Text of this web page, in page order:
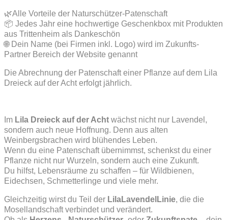
🌿Alle Vorteile der Naturschützer-Patenschaft
📦 Jedes Jahr eine hochwertige Geschenkbox mit Produkten
aus Trittenheim als Dankeschön
🌐 Dein Name (bei Firmen inkl. Logo) wird im Zukunfts-
Partner Bereich der Website genannt
Die Abrechnung der Patenschaft einer Pflanze auf dem Lila
Dreieck auf der Acht erfolgt jährlich.
Im Lila Dreieck auf der Acht wächst nicht nur Lavendel,
sondern auch neue Hoffnung. Denn aus alten
Weinbergsbrachen wird blühendes Leben.
Wenn du eine Patenschaft übernimmst, schenkst du einer
Pflanze nicht nur Wurzeln, sondern auch eine Zukunft.
Du hilfst, Lebensräume zu schaffen – für Wildbienen,
Eidechsen, Schmetterlinge und viele mehr.
Gleichzeitig wirst du Teil der LilaLavendelLinie, die die
Mosellandschaft verbindet und verändert.